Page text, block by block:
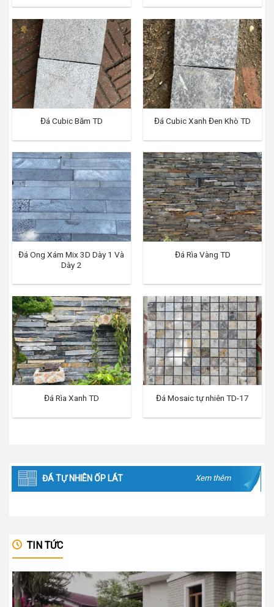
Đá Cubic Băm TD Đá Cubic Xanh Đen Khò TD
Đá Ong Xám Mix 3D Dày 1 Và
Dày 2
Đá Rìa Vàng TD
Đá Rìa Xanh TD Đá Mosaic tự nhiên TD-17
ĐÁ TỰ NHIÊN ỐP LÁT Xem thêm
TIN TỨC